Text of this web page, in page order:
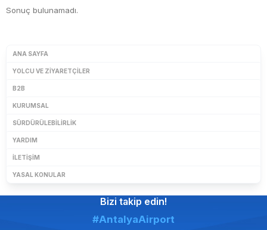
Sonuç bulunamadı.
ANA SAYFA
YOLCU VE ZIYARETÇILER
B2B
KURUMSAL
SÜRDÜRÜLEBILIRLIK
YARDIM
İLETIŞIM
YASAL KONULAR
Bizi takip edin!
#AntalyaAirport